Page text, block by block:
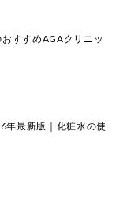
すすめAGAクリニッ
年最新版｜化粧水の使